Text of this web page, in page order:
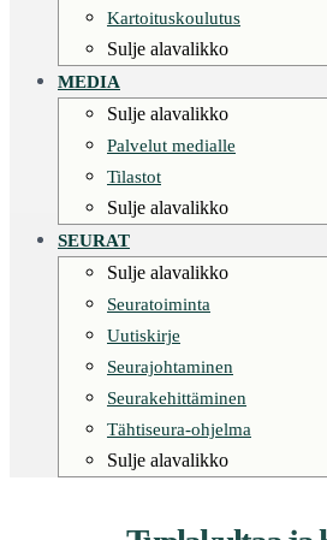
Kartoituskoulutus
Sulje alavalikko
MEDIA
Sulje alavalikko
Palvelut medialle
Tilastot
Sulje alavalikko
SEURAT
Sulje alavalikko
Seuratoiminta
Uutiskirje
Seurajohtaminen
Seurakehittäminen
Tähtiseura-ohjelma
Sulje alavalikko